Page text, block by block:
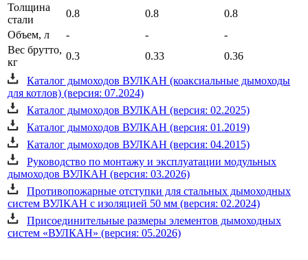
Толщина
стали
0.8 0.8
0.8
Объем, л
- -
-
Вес брутто,
кг
0.3 0.33 0.36
Каталог дымоходов ВУЛКАН (коаксиальные дымоходы
для котлов) (версия: 07.2024)
Каталог дымоходов ВУЛКАН (версия: 02.2025)
Каталог дымоходов ВУЛКАН (версия: 01.2019)
Каталог дымоходов ВУЛКАН (версия: 04.2015)
Руководство по монтажу и эксплуатации модульных
дымоходов ВУЛКАН (версия: 03.2026)
Противопожарные отступки для стальных дымоходных
систем ВУЛКАН с изоляцией 50 мм (версия: 02.2024)
Присоединительные размеры элементов дымоходных
систем «ВУЛКАН» (версия: 05.2026)